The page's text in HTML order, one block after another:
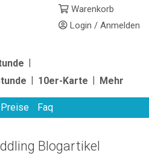
Login / Anmelden
Warenkorb
10er-Karte Mehr
Preise Faq
Blogartikel